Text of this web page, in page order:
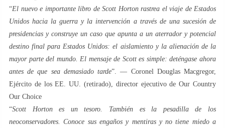
“El nuevo e importante libro de Scott Horton rastrea el viaje de Estados
Unidos hacia la guerra y la intervención a través de una sucesión de
presidencias y construye un caso que apunta a un aterrador y potencial
destino final para Estados Unidos: el aislamiento y la alienación de la
mayor parte del mundo. El mensaje de Scott es simple: deténgase ahora
antes de que sea demasiado tarde”. — Coronel Douglas Macgregor,
Ejército de los EE. UU. (retirado), director ejecutivo de Our Country
Our Choice
“Scott Horton es un tesoro. También es la pesadilla de los
neoconservadores. Conoce sus engaños y mentiras y no tiene miedo a